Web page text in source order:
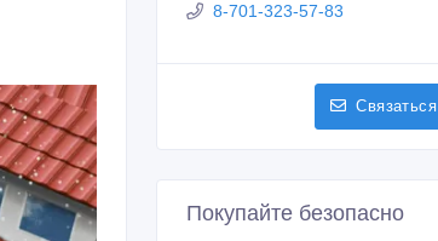
8-701-323-57-83
Связаться
Покупайте безопасно